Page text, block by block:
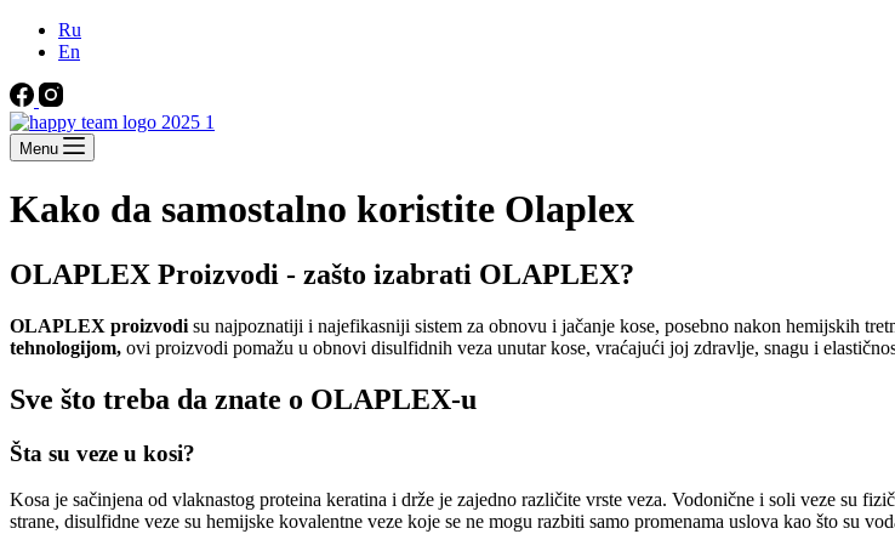
Ru
En
Menu
Kako da samostalno koristite Olaplex
OLAPLEX Proizvodi - zašto izabrati OLAPLEX?
OLAPLEX proizvodi su najpoznatiji i najefikasniji sistem za obnovu i jačanje kose, posebno nakon hemijskih
tehnologijom, ovi proizvodi pomažu u obnovi disulfidnih veza unutar kose, vraćajući joj zdravlje, snagu i
Sve što treba da znate o OLAPLEX-u
Šta su veze u kosi?
Kosa je sačinjena od vlaknastog proteina keratina i drže je zajedno različite vrste veza. Vodonične i soli veze su
strane, disulfidne veze su hemijske kovalentne veze koje se ne mogu razbiti samo promenama uslova kao što su